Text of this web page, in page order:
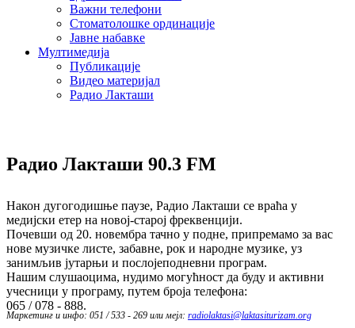
Важни телефони
Стоматолошке ординације
Јавне набавке
Мултимедија
Публикације
Видео материјал
Радио Лакташи
Радио Лакташи 90.3 FM
Након дугогодишње паузе, Радио Лакташи се враћа у
медијски етер на новој-старој фреквенцији.
Почевши од 20. новембра тачно у подне, припремамо за вас
нове музичке листе, забавне, рок и народне музике, уз
занимљив јутарњи и послојеподневни програм.
Нашим слушаоцима, нудимо могућност да буду и активни
учесници у програму, путем броја телефона:
065 / 078 - 888.
Маркетинг и инфо: 051 / 533 - 269 или мејл: radiolaktasi@laktasiturizam.org